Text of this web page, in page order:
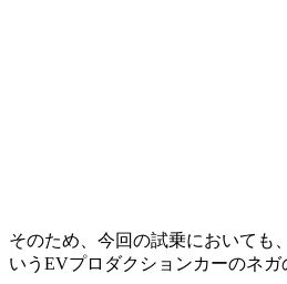
そのため、今回の試乗においても
いうEVプロダクションカーのネ